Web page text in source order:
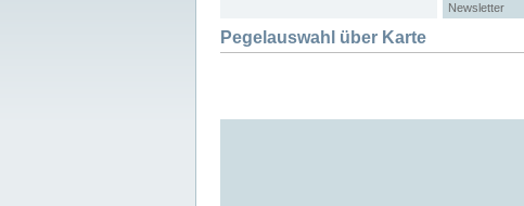
Newsletter
Pegelauswahl über Karte